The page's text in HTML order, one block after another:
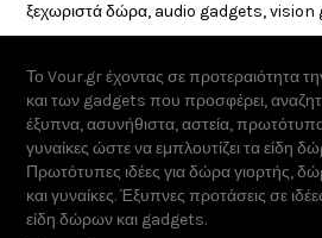
ξεχωριστά δώρα, audio gadgets,
Το Vour.gr έχοντας σε προτεραιότητα
και των gadgets που προσφέρει,
έξυπνα, ασυνήθιστα, αστεία,
γυναίκες ώστε να εμπλουτίζει τα είδη
Πρωτότυπες ιδέες για δώρα γιορτής,
και γυναίκες. Έξυπνες προτάσεις σε
είδη δώρων και gadgets.